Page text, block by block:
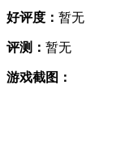
好评度： 暂无
评测： 暂无
游戏截图：